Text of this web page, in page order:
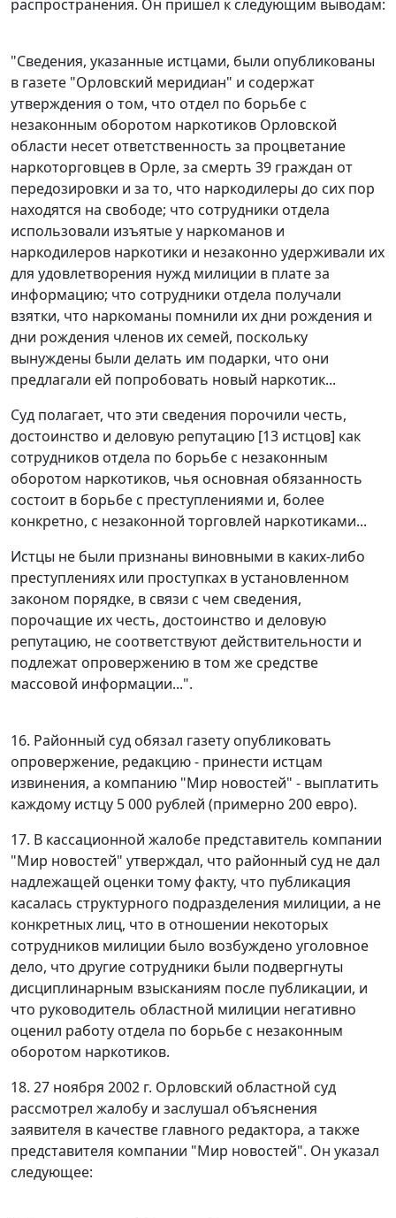
распространения. Он пришел к следующим выводам:
"Сведения, указанные истцами, были опубликованы
в газете "Орловский меридиан" и содержат
утверждения о том, что отдел по борьбе с
незаконным оборотом наркотиков Орловской
области несет ответственность за процветание
наркоторговцев в Орле, за смерть 39 граждан от
передозировки и за то, что наркодилеры до сих пор
находятся на свободе; что сотрудники отдела
использовали изъятые у наркоманов и
наркодилеров наркотики и незаконно удерживали их
для удовлетворения нужд милиции в плате за
информацию; что сотрудники отдела получали
взятки, что наркоманы помнили их дни рождения и
дни рождения членов их семей, поскольку
вынуждены были делать им подарки, что они
предлагали ей попробовать новый наркотик...
Суд полагает, что эти сведения порочили честь,
достоинство и деловую репутацию [13 истцов] как
сотрудников отдела по борьбе с незаконным
оборотом наркотиков, чья основная обязанность
состоит в борьбе с преступлениями и, более
конкретно, с незаконной торговлей наркотиками...
Истцы не были признаны виновными в каких-либо
преступлениях или проступках в установленном
законом порядке, в связи с чем сведения,
порочащие их честь, достоинство и деловую
репутацию, не соответствуют действительности и
подлежат опровержению в том же средстве
массовой информации...".
16. Районный суд обязал газету опубликовать
опровержение, редакцию - принести истцам
извинения, а компанию "Мир новостей" - выплатить
каждому истцу 5 000 рублей (примерно 200 евро).
17. В кассационной жалобе представитель компании
"Мир новостей" утверждал, что районный суд не дал
надлежащей оценки тому факту, что публикация
касалась структурного подразделения милиции, а не
конкретных лиц, что в отношении некоторых
сотрудников милиции было возбуждено уголовное
дело, что другие сотрудники были подвергнуты
дисциплинарным взысканиям после публикации, и
что руководитель областной милиции негативно
оценил работу отдела по борьбе с незаконным
оборотом наркотиков.
18. 27 ноября 2002 г. Орловский областной суд
рассмотрел жалобу и заслушал объяснения
заявителя в качестве главного редактора, а также
представителя компании "Мир новостей". Он указал
следующее: